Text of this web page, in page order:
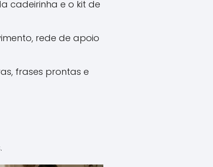
cadeirinha e o kit de
rede de apoio
frases prontas e